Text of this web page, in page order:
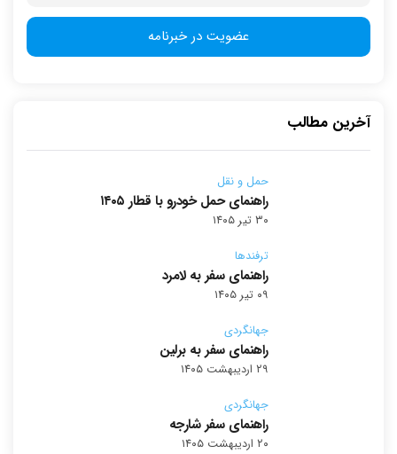
آخرین مطالب
حمل و نقل
راهنمای حمل خودرو با قطار ۱۴۰۵
۳۰ تیر ۱۴۰۵
ترفندها
راهنمای سفر به لامرد
۰۹ تیر ۱۴۰۵
جهانگردی
راهنمای سفر به برلین
۲۹ اردیبهشت ۱۴۰۵
جهانگردی
راهنمای سفر شارجه
۲۰ اردیبهشت ۱۴۰۵